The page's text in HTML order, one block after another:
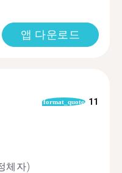
앱 다운로드
format_quote 11
체자)